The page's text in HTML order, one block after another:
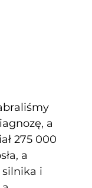
a
275 000
a
silnika i